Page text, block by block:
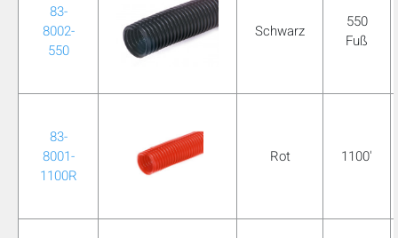
83-
8002-
550
Schwarz
550
Fuß
83-
8001-
1100R
Rot 1100'